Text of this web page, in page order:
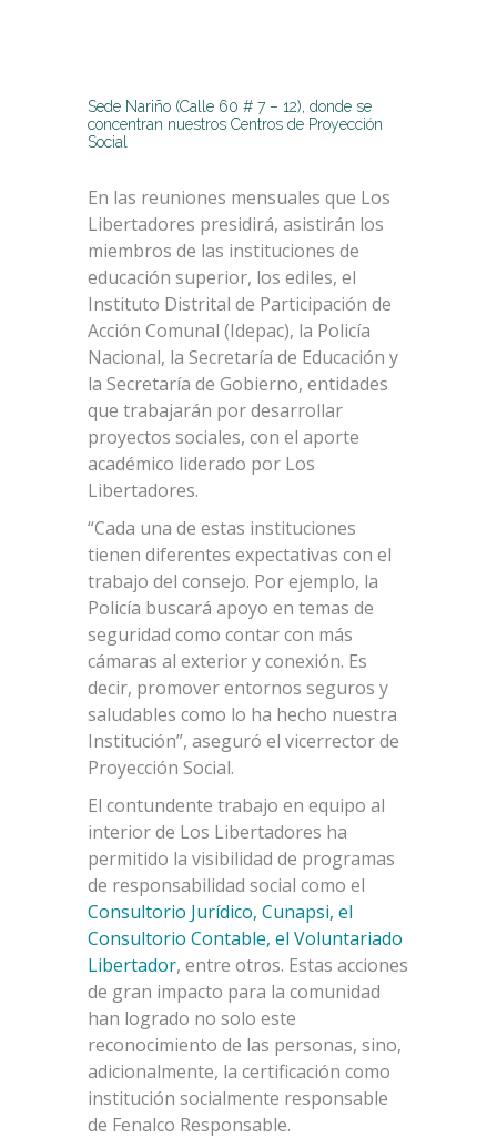
Sede Nariño (Calle 60 # 7 – 12), donde se
concentran nuestros Centros de Proyección
Social
En las reuniones mensuales que Los
Libertadores presidirá, asistirán los
miembros de las instituciones de
educación superior, los ediles, el
Instituto Distrital de Participación de
Acción Comunal (Idepac), la Policía
Nacional, la Secretaría de Educación y
la Secretaría de Gobierno, entidades
que trabajarán por desarrollar
proyectos sociales, con el aporte
académico liderado por Los
Libertadores.
“Cada una de estas instituciones
tienen diferentes expectativas con el
trabajo del consejo. Por ejemplo, la
Policía buscará apoyo en temas de
seguridad como contar con más
cámaras al exterior y conexión. Es
decir, promover entornos seguros y
saludables como lo ha hecho nuestra
Institución”, aseguró el vicerrector de
Proyección Social.
El contundente trabajo en equipo al
interior de Los Libertadores ha
permitido la visibilidad de programas
de responsabilidad social como el
Consultorio Jurídico, Cunapsi, el
Consultorio Contable, el Voluntariado
Libertador, entre otros. Estas acciones
de gran impacto para la comunidad
han logrado no solo este
reconocimiento de las personas, sino,
adicionalmente, la certificación como
institución socialmente responsable
de Fenalco Responsable.